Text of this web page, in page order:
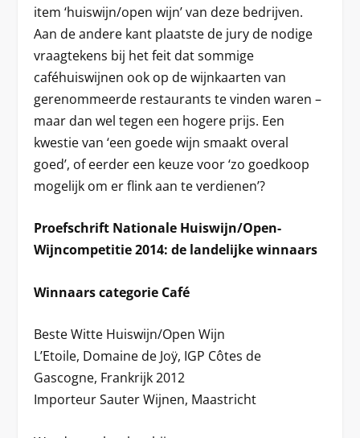
item ‘huiswijn/open wijn’ van deze bedrijven.
Aan de andere kant plaatste de jury de nodige
vraagtekens bij het feit dat sommige
caféhuiswijnen ook op de wijnkaarten van
gerenommeerde restaurants te vinden waren –
maar dan wel tegen een hogere prijs. Een
kwestie van ‘een goede wijn smaakt overal
goed’, of eerder een keuze voor ‘zo goedkoop
mogelijk om er flink aan te verdienen’?
Proefschrift Nationale Huiswijn/Open-
Wijncompetitie 2014: de landelijke winnaars
Winnaars categorie Café
Beste Witte Huiswijn/Open Wijn
L’Etoile, Domaine de Joÿ, IGP Côtes de
Gascogne, Frankrijk 2012
Importeur Sauter Wijnen, Maastricht